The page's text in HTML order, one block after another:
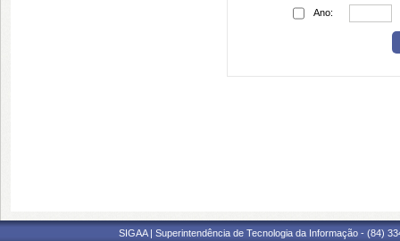
Ano:
SIGAA | Superintendência de Tecnologia da Informação - (84)